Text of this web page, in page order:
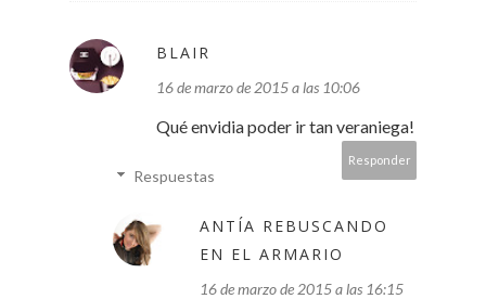
BLAIR
16 de marzo de 2015 a las 10:06
Qué envidia poder ir tan veraniega!
Responder
Respuestas
ANTÍA REBUSCANDO
EN EL ARMARIO
16 de marzo de 2015 a las 16:15